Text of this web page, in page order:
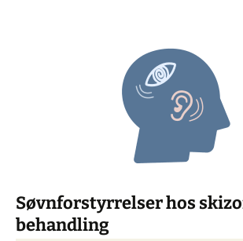
Søvnforstyrrelser hos
behandling